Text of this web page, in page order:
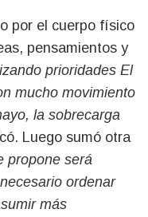
por el cuerpo físico
pensamientos y
prioridades El
mucho movimiento
la sobrecarga
Luego sumó otra
propone será
ordenar
más